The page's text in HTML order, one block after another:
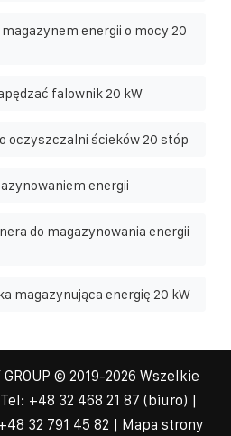
energii o mocy 20
falownik 20 kW
oczyszczalni ścieków 20 stóp
energii
do magazynowania energii
magazynująca energię 20 kW
© 2019-2026 Wszelkie
+48 32 468 21 87 (biuro) |
32 791 45 82 |
Mapa strony